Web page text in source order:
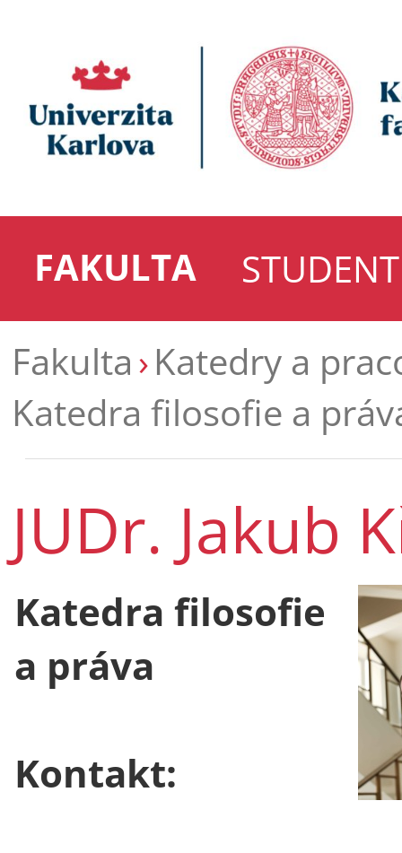
FAKULTA
STUDENT
Fakulta Katedry a
Katedra filosofie a
JUDr. Jakub
Katedra filosofie
a práva
Kontakt: